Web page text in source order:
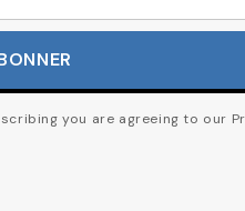
you are agreeing to our